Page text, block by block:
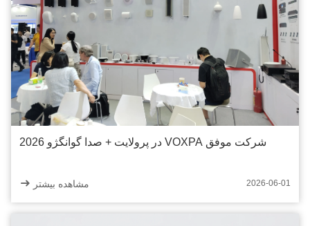
شرکت موفق VOXPA در پرولایت + صدا گوانگژو 2026
2026-06-01 مشاهده بیشتر